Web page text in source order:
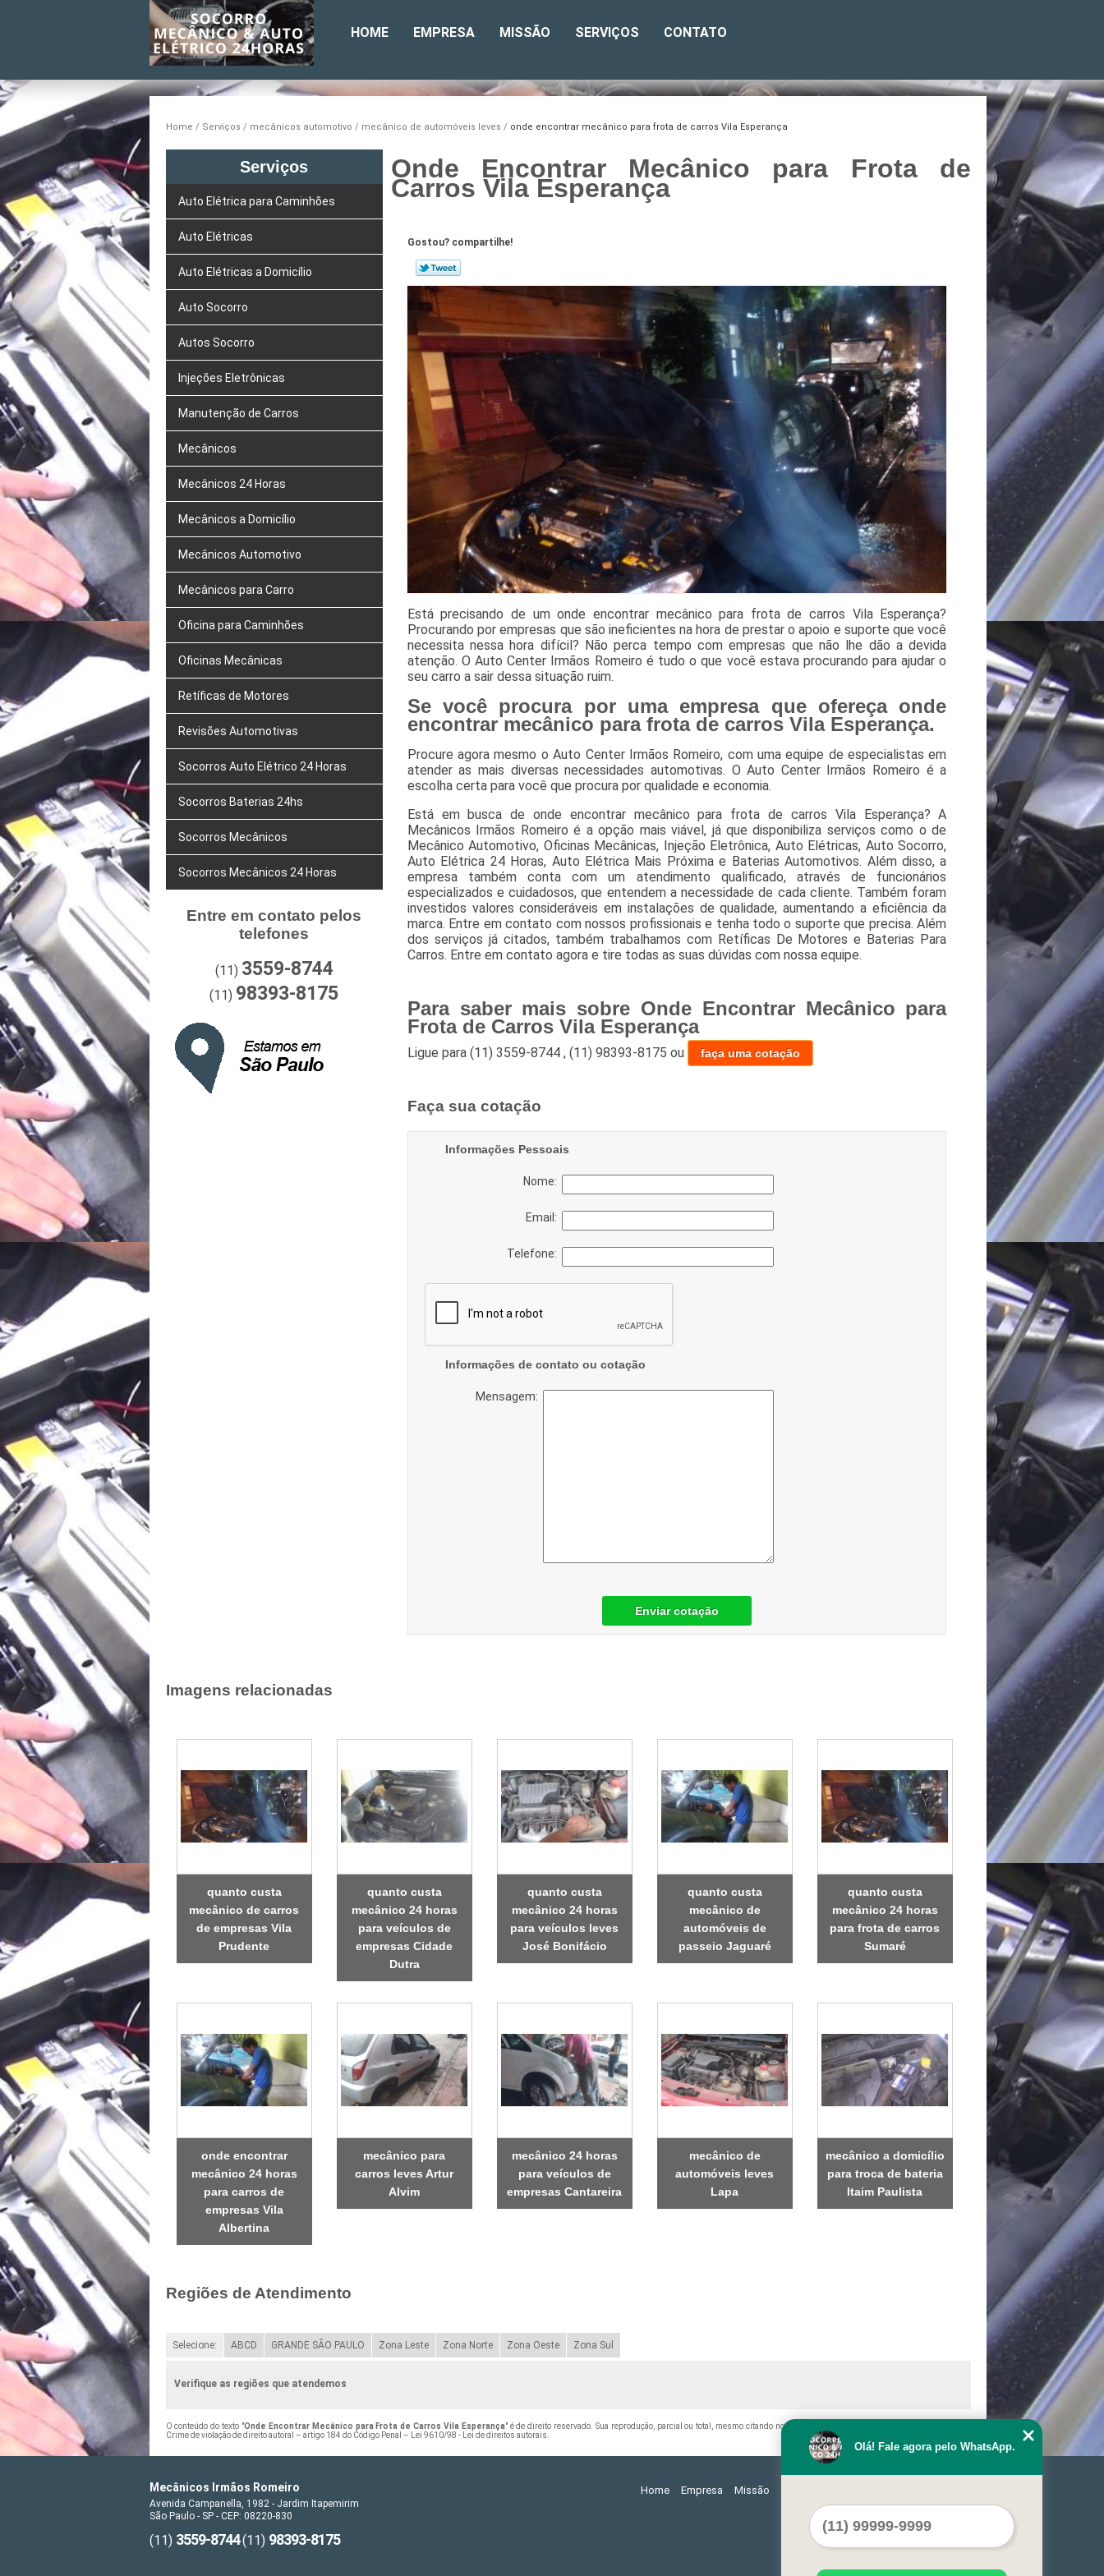
HOME EMPRESA MISSÃO SERVIÇOS CONTATO
Home Serviços mecânicos automotivo mecânico de automóveis leves onde encontrar mecânico para frota de carros Vila Esperança
Serviços
Auto Elétrica para Caminhões
Auto Elétricas
Auto Elétricas a Domicílio
Auto Socorro
Autos Socorro
Injeções Eletrônicas
Manutenção de Carros
Mecânicos
Mecânicos 24 Horas
Mecânicos a Domicílio
Mecânicos Automotivo
Mecânicos para Carro
Oficina para Caminhões
Oficinas Mecânicas
Retíficas de Motores
Revisões Automotivas
Socorros Auto Elétrico 24 Horas
Socorros Baterias 24hs
Socorros Mecânicos
Socorros Mecânicos 24 Horas
Entre em contato pelos
telefones
(11) 3559-8744
(11) 98393-8175
Onde Encontrar Mecânico para Frota de
Carros Vila Esperança
Gostou? compartilhe!
Está precisando de um onde encontrar mecânico para frota de carros Vila Esperança?
Procurando por empresas que são ineficientes na hora de prestar o apoio e suporte que você
necessita nessa hora difícil? Não perca tempo com empresas que não lhe dão a devida
atenção. O Auto Center Irmãos Romeiro é tudo o que você estava procurando para ajudar o
seu carro a sair dessa situação ruim.
Se você procura por uma empresa que ofereça onde
encontrar mecânico para frota de carros Vila Esperança.
Procure agora mesmo o Auto Center Irmãos Romeiro, com uma equipe de especialistas em
atender as mais diversas necessidades automotivas. O Auto Center Irmãos Romeiro é a
escolha certa para você que procura por qualidade e economia.
Está em busca de onde encontrar mecânico para frota de carros Vila Esperança? A
Mecânicos Irmãos Romeiro é a opção mais viável, já que disponibiliza serviços como o de
Mecânico Automotivo, Oficinas Mecânicas, Injeção Eletrônica, Auto Elétricas, Auto Socorro,
Auto Elétrica 24 Horas, Auto Elétrica Mais Próxima e Baterias Automotivos. Além disso, a
empresa também conta com um atendimento qualificado, através de funcionários
especializados e cuidadosos, que entendem a necessidade de cada cliente. Também foram
investidos valores consideráveis em instalações de qualidade, aumentando a eficiência da
marca. Entre em contato com nossos profissionais e tenha todo o suporte que precisa. Além
dos serviços já citados, também trabalhamos com Retíficas De Motores e Baterias Para
Carros. Entre em contato agora e tire todas as suas dúvidas com nossa equipe.
Para saber mais sobre Onde Encontrar Mecânico para
Frota de Carros Vila Esperança
Ligue para (11) 3559-8744 , (11) 98393-8175 ou faça uma cotação
Faça sua cotação
Informações Pessoais
Nome:
Email:
Telefone:
Informações de contato ou cotação
Mensagem:
Enviar cotação
Imagens relacionadas
quanto custa
mecânico de carros
de empresas Vila
Prudente
quanto custa
mecânico 24 horas
para veículos de
empresas Cidade
Dutra
quanto custa
mecânico 24 horas
para veículos leves
José Bonifácio
quanto custa
mecânico de
automóveis de
passeio Jaguaré
quanto custa
mecânico 24 horas
para frota de carros
Sumaré
onde encontrar
mecânico 24 horas
para carros de
empresas Vila
Albertina
mecânico para
carros leves Artur
Alvim
mecânico 24 horas
para veículos de
empresas Cantareira
mecânico de
automóveis leves
Lapa
mecânico a domicílio
para troca de bateria
Itaim Paulista
Regiões de Atendimento
Selecione: ABCD GRANDE SÃO PAULO Zona Leste Zona Norte Zona Oeste Zona Sul
Verifique as regiões que atendemos
O conteúdo do texto "Onde Encontrar Mecânico para Frota de Carros Vila Esperança" é de direito reservado. Sua reprodução, parcial ou total, mesmo citando nossos links, é proibida sem a autorização do autor.
Crime de violação de direito autoral – artigo 184 do Código Penal – Lei 9610/98 - Lei de direitos autorais.
Mecânicos Irmãos Romeiro
Avenida Campanella, 1982 - Jardim Itapemirim
São Paulo - SP - CEP: 08220-830
(11) 3559-8744(11) 98393-8175
Home Empresa Missão
Olá! Fale agora pelo WhatsApp.